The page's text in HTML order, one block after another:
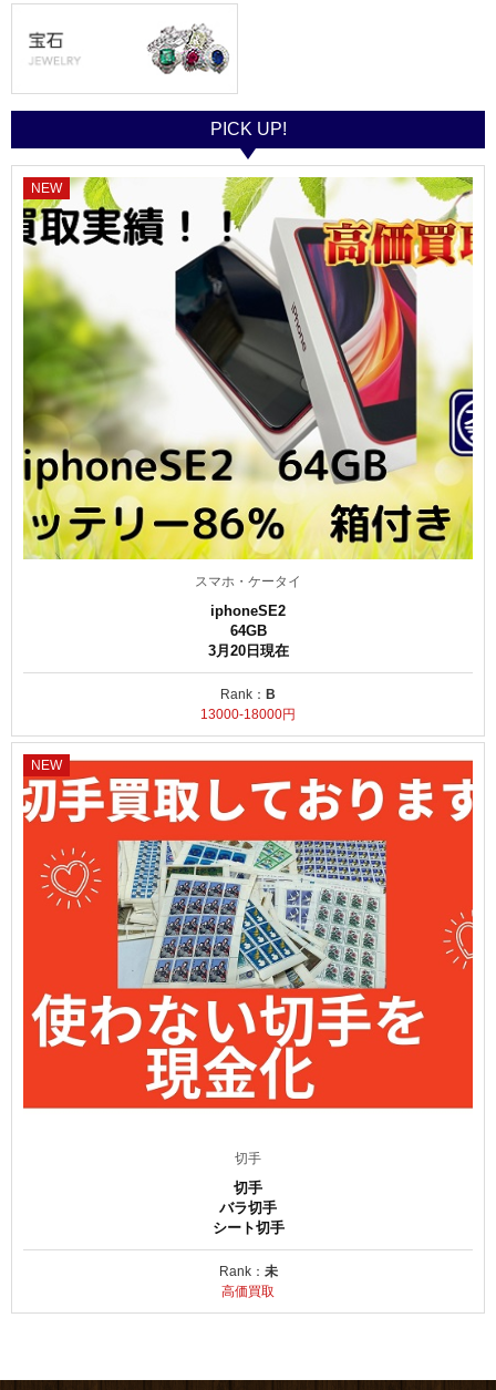
PICK UP!
NEW
スマホ・ケータイ
iphoneSE2
64GB
3月20日現在
Rank： B
13000-18000円
NEW
切手
切手
バラ切手
シート切手
Rank： 未
高価買取